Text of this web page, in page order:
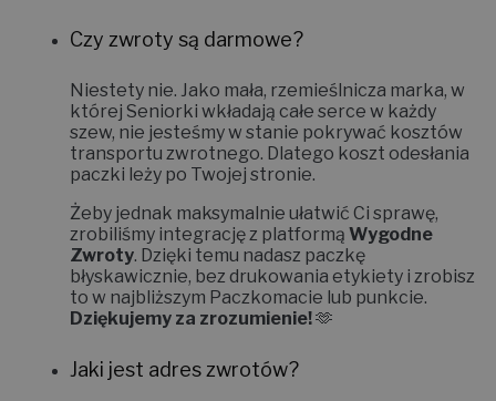
Czy zwroty są darmowe?
Niestety nie. Jako mała, rzemieślnicza marka, w
której Seniorki wkładają całe serce w każdy
szew, nie jesteśmy w stanie pokrywać kosztów
transportu zwrotnego. Dlatego koszt odesłania
paczki leży po Twojej stronie.
Żeby jednak maksymalnie ułatwić Ci sprawę,
zrobiliśmy integrację z platformą Wygodne
Zwroty. Dzięki temu nadasz paczkę
błyskawicznie, bez drukowania etykiety i zrobisz
to w najbliższym Paczkomacie lub punkcie.
Dziękujemy za zrozumienie!🫶
Jaki jest adres zwrotów?